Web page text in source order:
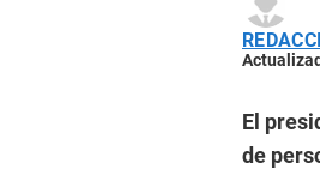
El
de